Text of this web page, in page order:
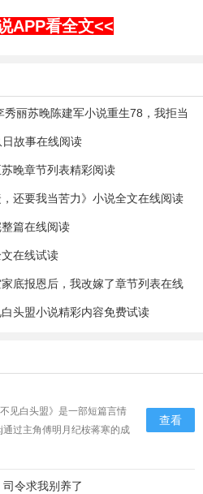
APP看全文<<
丽苏晚陈建军小说重生78，我拒当
故事在线阅读
晚章节列表精彩阅读
还要我当苦力》小说全文在线阅读
篇在线阅读
文在线试读
底报恩后，我改嫁了章节列表在线
头盟小说精彩内容免费试读
见白头盟》是一部短篇言情
过主角傅明月纪桉蒋寒的成
活的形象。小说以积极向上
上，一边刷手机热搜一边
查看
令求我别养了